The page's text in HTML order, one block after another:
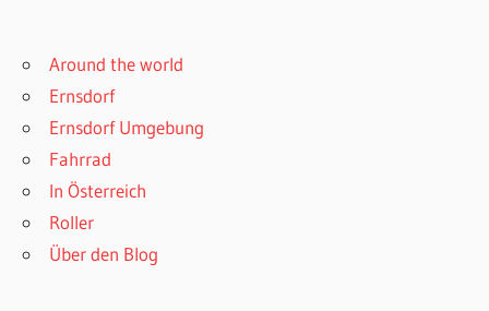
Around the world
Ernsdorf
Ernsdorf Umgebung
Fahrrad
In Österreich
Roller
Über den Blog